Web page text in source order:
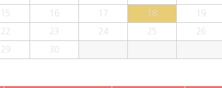
15 16 17 18 19
22 23 24 25 26
29 30